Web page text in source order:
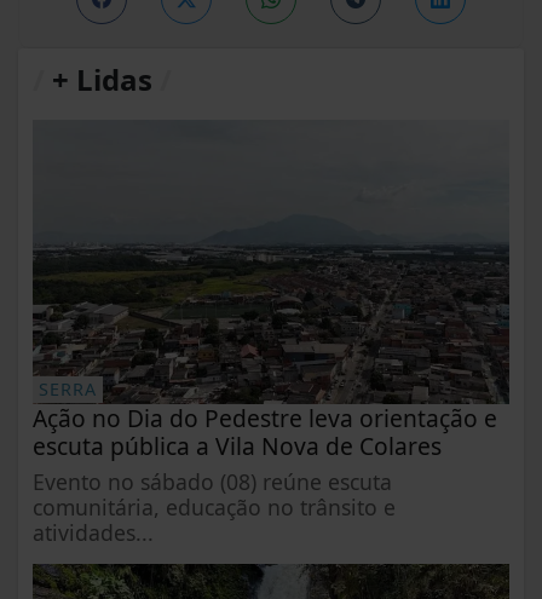
+ Lidas
SERRA
Ação no Dia do Pedestre leva orientação e
escuta pública a Vila Nova de Colares
Evento no sábado (08) reúne escuta
comunitária, educação no trânsito e
atividades...